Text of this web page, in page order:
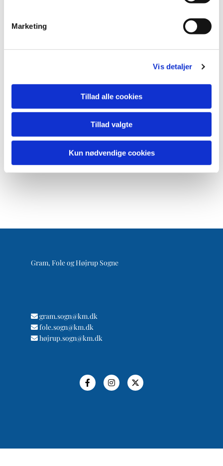
Marketing
Vis detaljer
Tillad alle cookies
Tillad valgte
Kun nødvendige cookies
Gram, Fole og Højrup Sogne
 gram.sogn@km.dk
 fole.sogn@km.dk
 højrup.sogn@km.dk